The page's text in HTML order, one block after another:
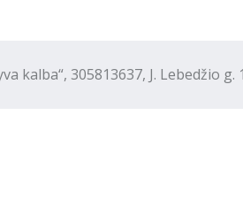
305813637, J. Lebedžio g.